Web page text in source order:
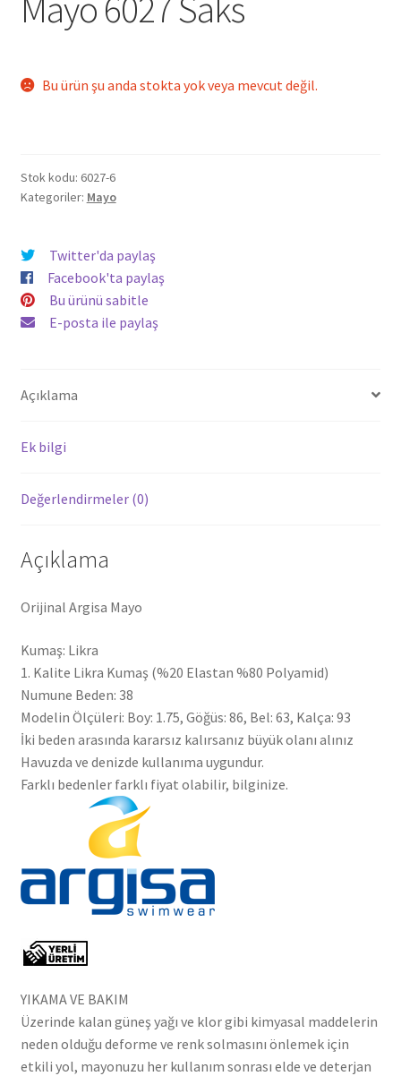
Bu ürün şu anda stokta yok veya mevcut değil.
Stok kodu: 6027-6
Kategoriler: Mayo
Twitter'da paylaş
Facebook'ta paylaş
Bu ürünü sabitle
E-posta ile paylaş
Açıklama
Ek bilgi
Değerlendirmeler (0)
Açıklama
Orijinal Argisa Mayo
Kumaş: Likra
1. Kalite Likra Kumaş (%20 Elastan %80 Polyamid)
Numune Beden: 38
Modelin Ölçüleri: Boy: 1.75, Göğüs: 86, Bel: 63, Kalça: 93
İki beden arasında kararsız kalırsanız büyük olanı alınız
Havuzda ve denizde kullanıma uygundur.
Farklı bedenler farklı fiyat olabilir, bilginize.
YIKAMA VE BAKIM
Üzerinde kalan güneş yağı ve klor gibi kimyasal maddelerin
neden olduğu deforme ve renk solmasını önlemek için
etkili yol, mayonuzu her kullanım sonrası elde ve deterjan